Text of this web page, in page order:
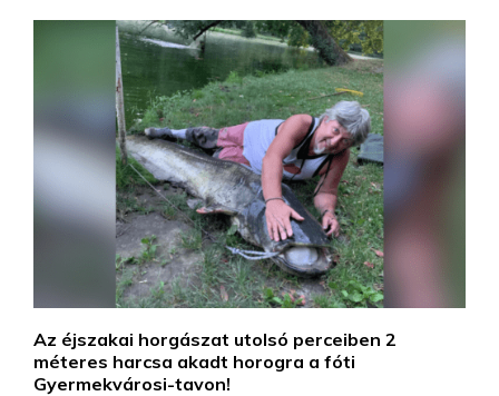
Az éjszakai horgászat utolsó perceiben 2
méteres harcsa akadt horogra a fóti
Gyermekvárosi-tavon!